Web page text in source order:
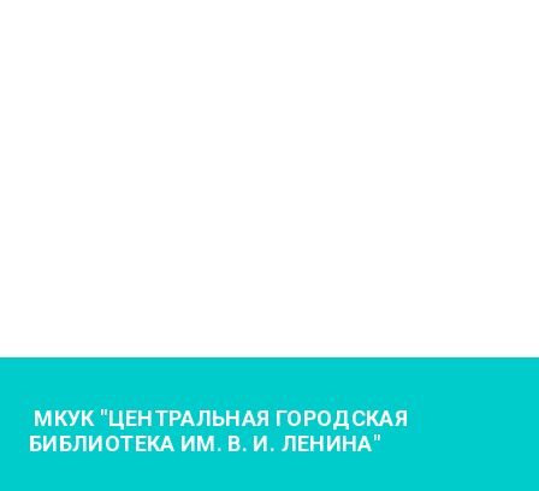
МКУК "ЦЕНТРАЛЬНАЯ ГОРОДСКАЯ
БИБЛИОТЕКА ИМ. В. И. ЛЕНИНА"